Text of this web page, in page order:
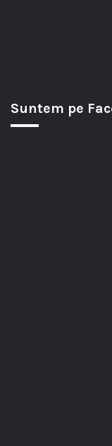
Suntem pe